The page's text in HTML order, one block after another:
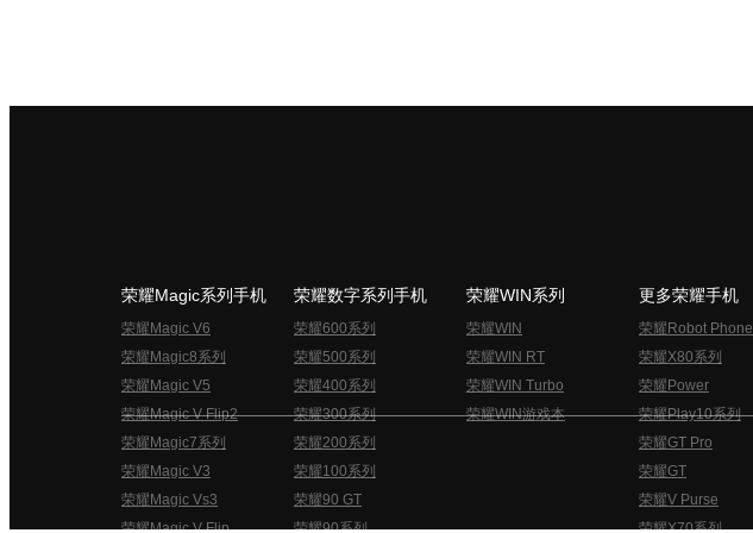
荣耀Magic系列手机
荣耀Magic V6
荣耀Magic8系列
荣耀Magic V5
荣耀Magic V Flip2
荣耀Magic7系列
荣耀Magic V3
荣耀Magic Vs3
荣耀Magic V Flip
荣耀数字系列手机
荣耀600系列
荣耀500系列
荣耀400系列
荣耀300系列
荣耀200系列
荣耀100系列
荣耀90 GT
荣耀90系列
荣耀WIN系列
荣耀WIN
荣耀WIN RT
荣耀WIN Turbo
荣耀WIN游戏本
更多荣耀手机
荣耀Robot Phone
荣耀X80系列
荣耀Power
荣耀Play10系列
荣耀GT Pro
荣耀GT
荣耀V Purse
荣耀X70系列